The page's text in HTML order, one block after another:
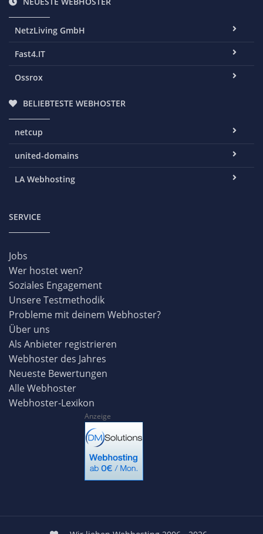
NetzLiving GmbH
Fast4.IT
Ossrox
BELIEBTESTE WEBHOSTER
netcup
united-domains
LA Webhosting
SERVICE
Jobs
Wer hostet wen?
Soziales Engagement
Unsere Testmethodik
Probleme mit deinem Webhoster?
Über uns
Als Anbieter registrieren
Webhoster des Jahres
Neueste Bewertungen
Alle Webhoster
Webhoster-Lexikon
Anzeige